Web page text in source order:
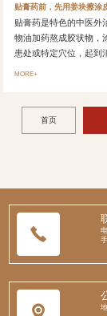
贴膏药前，先用姜块擦涂
贴膏药是特色的中医外
物油加药熬成胶状物，
患处或特定穴位，起到
MORE+
首页